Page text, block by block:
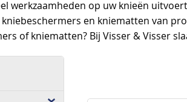
werkzaamheden op uw knieën
en kniematten van
of kniematten? Bij Visser & Visser